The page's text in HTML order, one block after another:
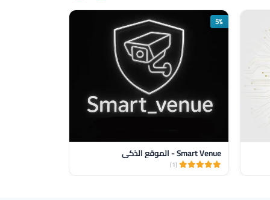
5%
Smart Venue - الموقع الذكي
(1)